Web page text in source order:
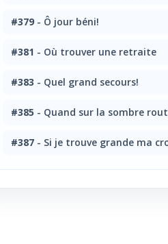
#379 - Ô jour béni!
#381 - Où trouver une retraite
#383 - Quel grand secours!
#385 - Quand sur la sombre
#387 - Si je trouve grande ma